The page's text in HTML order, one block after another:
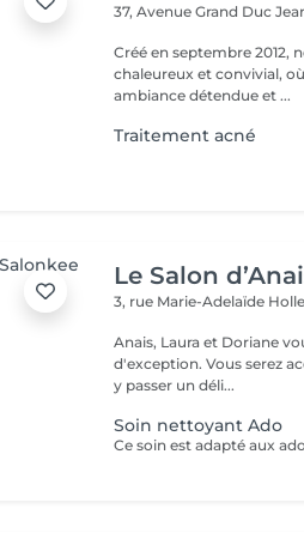
37, Avenue Grand Duc
Créé en septembre 2012,
chaleureux et convivial,
ambiance détendue et ...
Traitement acné
Le Salon
3, rue Marie-Adelaïde
Anais, Laura et Doriane
d'exception. Vous serez accueillis dans un cadre raffiné et feutré pour
y passer un déli...
Soin nettoyant Ado